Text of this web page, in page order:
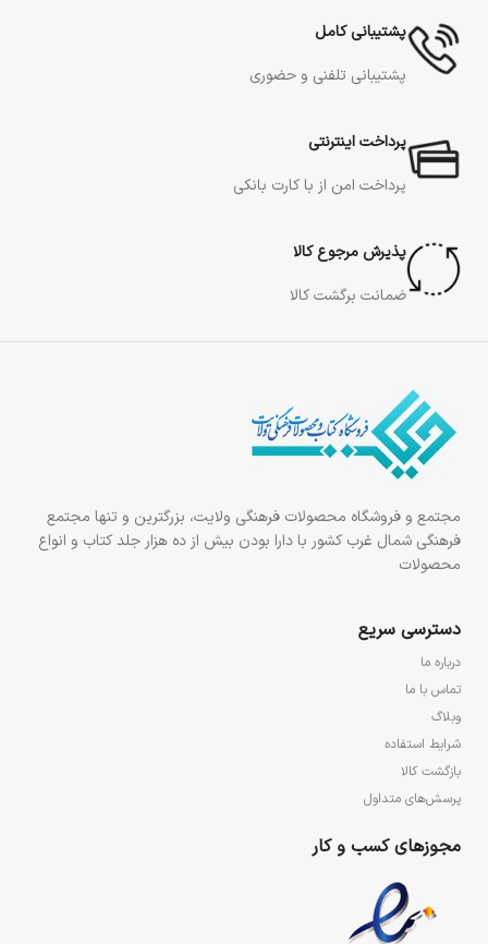
پشتیبانی کامل
پشتیبانی تلفنی و حضوری
پرداخت اینترنتی
پرداخت امن از با کارت بانکی
پذیرش مرجوع کالا
ضمانت برگشت کالا
مجتمع و فروشگاه محصولات فرهنگی ولایت، بزرگترین و تنها مجتمع
فرهنگی شمال غرب کشور با دارا بودن بیش از ده هزار جلد کتاب و انواع
محصولات
دسترسی سریع
درباره ما
تماس با ما
وبلاگ
شرایط استفاده
بازگشت کالا
پرسش‌های متداول
مجوزهای کسب و کار